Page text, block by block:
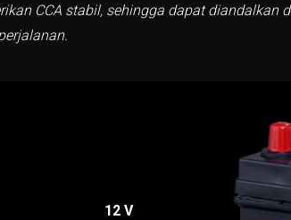
CCA stabil, sehingga dapat
12 V